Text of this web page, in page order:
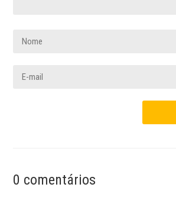
0 comentários